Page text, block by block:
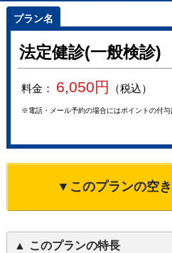
法定健診(一般検診)
料金： 6,050円 （税込）
※電話・メール予約の場合にはポイントの付与
▼このプランの空
このプランの特長